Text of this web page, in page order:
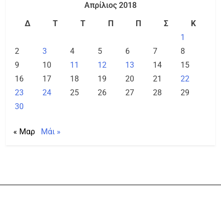
Απρίλιος 2018
Δ
Τ Τ Π Π Σ
Κ
1
2
3 4 5 6 7
8
9
10 11 12 13 14
15
16
17 18 19 20 21
22
23
24 25 26 27 28
29
30
« Μαρ Μάι »